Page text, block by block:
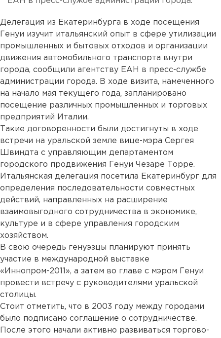
Делегация из Екатеринбурга в ходе посещения
Генуи изучит итальянский опыт в сфере утилизации
промышленных и бытовых отходов и организации
движения автомобильного транспорта внутри
города, сообщили агентству ЕАН в пресс-службе
администрации города. В ходе визита, намеченного
на начало мая текущего года, запланировано
посещение различных промышленных и торговых
предприятий Италии.
Такие договоренности были достигнуты в ходе
встречи на уральской земле вице-мэра Сергея
Швиндта с управляющим департаментом
городского продвижения Генуи Чезаре Торре.
Итальянская делегация посетила Екатеринбург для
определения последовательности совместных
действий, направленных на расширение
взаимовыгодного сотрудничества в экономике,
культуре и в сфере управления городским
хозяйством.
В свою очередь генуэзцы планируют принять
участие в международной выставке
«Иннопром-2011», а затем во главе с мэром Генуи
провести встречу с руководителями уральской
столицы.
Стоит отметить, что в 2003 году между городами
было подписано соглашение о сотрудничестве.
После этого начали активно развиваться торгово-